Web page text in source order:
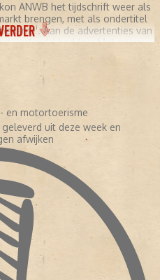
ANWB het tijdschrift weer als
brengen, met als ondertitel
Aan de advertenties van
veel geld hadden. Met name
met hun diensten. Daarnaast
de jaren zeventig werd de
Tevens kwam er meer geld vrij
fotografie. De redactie
mensen met kennis van
geschikt voor leken. Vijftien
in full color en in de
van glossy-papier. Inmiddels
uitgebracht. Ook de
de lezers nog steeds op de
nieuwste modellen te
occasions, experts aan het
en prototypes te
oplage en de advertentie
besloot ANWB in 2010 de
uit te brengen op 26 oktober.
en motortoerisme
uit deze week en
afwijken